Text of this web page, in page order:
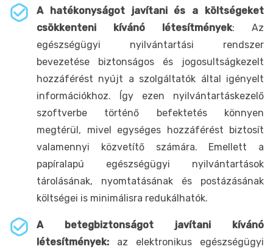
A hatékonyságot javítani és a költségeket
csökkenteni kívánó létesítmények: Az
egészségügyi nyilvántartási rendszer
bevezetése biztonságos és jogosultságkezelt
hozzáférést nyújt a szolgáltatók által igényelt
információkhoz. Így ezen nyilvántartáskezelő
szoftverbe történő befektetés könnyen
megtérül, mivel egységes hozzáférést biztosít
valamennyi közvetítő számára. Emellett a
papíralapú egészségügyi nyilvántartások
tárolásának, nyomtatásának és postázásának
költségei is minimálisra redukálhatók.
A betegbiztonságot javítani kívánó
létesítmények: az elektronikus egészségügyi